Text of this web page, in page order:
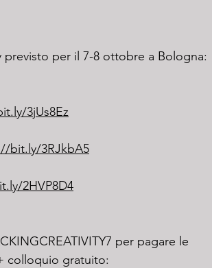
per il 7-8 ottobre a Bologna:
3jUs8Ez
bit.ly/3RJkbA5
2HVP8D4
per pagare le
colloquio gratuito: